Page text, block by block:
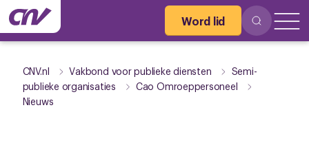
Word lid
CNV.nl Vakbond voor publieke diensten
Semi-
publieke organisaties
Cao Omroeppersoneel
Nieuws